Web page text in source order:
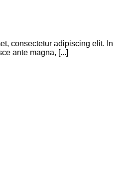
consectetur adipiscing elit. In
ante magna, [...]